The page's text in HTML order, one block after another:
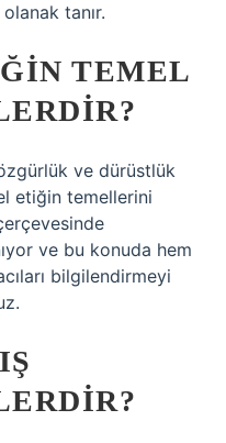
tanır.
TEMEL
ve dürüstlük
etiğin temellerini
ve bu konuda hem
bilgilendirmeyi